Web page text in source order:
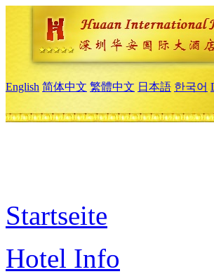
English 简体中文 繁體中文 日本語 한국어
Startseite
Hotel Info